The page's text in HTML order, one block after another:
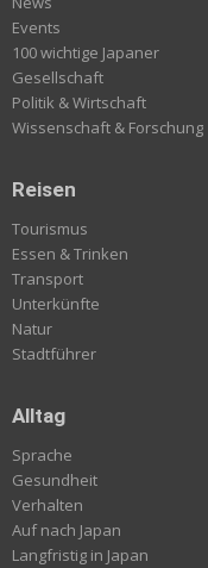
Events
100 wichtige Japaner
Gesellschaft
Politik & Wirtschaft
Wissenschaft & Forschung
Reisen
Tourismus
Essen & Trinken
Transport
Unterkünfte
Natur
Stadtführer
Alltag
Sprache
Gesundheit
Verhalten
Auf nach Japan
Langfristig in Japan